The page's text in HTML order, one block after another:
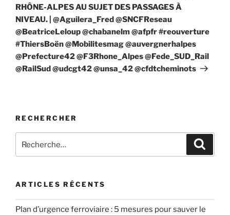
RHÔNE-ALPES AU SUJET DES PASSAGES À
NIVEAU. | @Aguilera_Fred @SNCFReseau
@BeatriceLeloup @chabanelm @afpfr #reouverture
#ThiersBoën @Mobilitesmag @auvergnerhalpes
@Prefecture42 @F3Rhone_Alpes @Fede_SUD_Rail
@RailSud @udcgt42 @unsa_42 @cfdtcheminots
RECHERCHER
pour
ARTICLES RÉCENTS
Plan d’urgence ferroviaire : 5 mesures pour sauver le